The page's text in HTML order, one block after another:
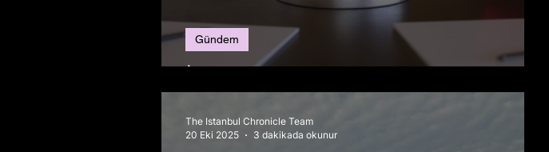
İran-ABD Görüşmeleri: Son Durum
Gündem
The Istanbul Chronicle Team
20 Eki 2025
3 dakikada okunur